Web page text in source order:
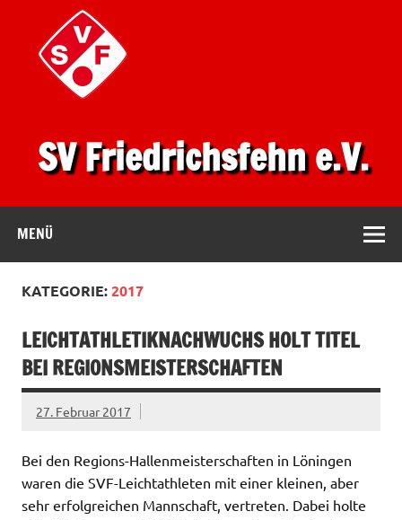
SV Friedrichsfehn e.V.
MENÜ
KATEGORIE:2017
LEICHTATHLETIKNACHWUCHS HOLT TITEL
BEI REGIONSMEISTERSCHAFTEN
27. Februar 2017
Bei den Regions-Hallenmeisterschaften in Löningen
waren die SVF-Leichtathleten mit einer kleinen, aber
sehr erfolgreichen Mannschaft, vertreten. Dabei holte